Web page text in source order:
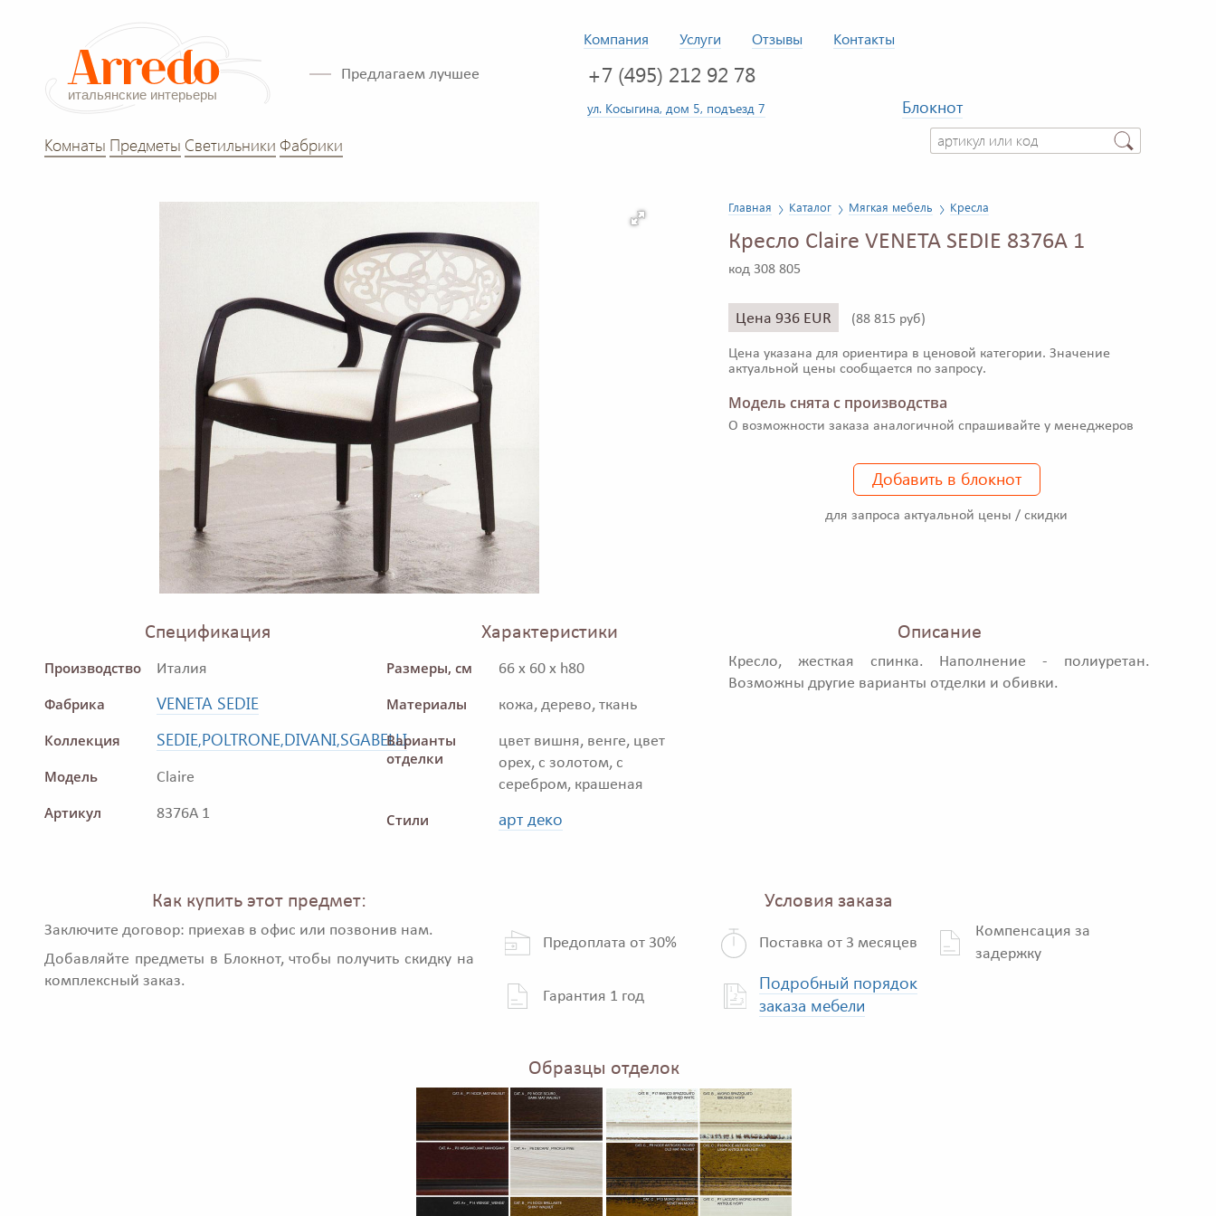
Компания Услуги Отзывы Контакты
Предлагаем лучшее +7 (495) 212 92 78
ул. Косыгина, дом 5, подъезд 7
Блокнот
Комнаты Предметы Светильники Фабрики
Главная Каталог Мягкая мебель Кресла
Кресло Claire VENETA SEDIE 8376A 1
код 308 805
Цена 936 EUR (88 815 руб)
Цена указана для ориентира в ценовой категории. Значение
актуальной цены сообщается по запросу.
Модель снята с производства
О возможности заказа аналогичной спрашивайте у менеджеров
Добавить в блокнот
для запроса актуальной цены / скидки
Спецификация
Производство Италия
Фабрика VENETA SEDIE
Коллекция SEDIE,POLTRONE,DIVANI,SGABELLI
Модель Claire
Артикул 8376A 1
Характеристики
Размеры, см 66 x 60 x h80
Материалы кожа, дерево, ткань
Варианты
отделки
цвет вишня, венге, цвет
орех, с золотом, с
серебром, крашеная
Стили арт деко
Описание
Кресло, жесткая спинка. Наполнение - полиуретан.
Возможны другие варианты отделки и обивки.
Как купить этот предмет:
Заключите договор: приехав в офис или позвонив нам.
Добавляйте предметы в Блокнот, чтобы получить скидку на
комплексный заказ.
Условия заказа
Предоплата от 30% Поставка от 3 месяцев
Компенсация за
задержку
Гарантия 1 год
Подробный порядок
заказа мебели
Образцы отделок